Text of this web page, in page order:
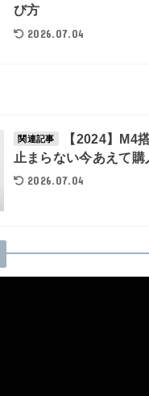
び方
2026.07.04
関連記事
【2024】M4
止まらない今あえて
2026.07.04